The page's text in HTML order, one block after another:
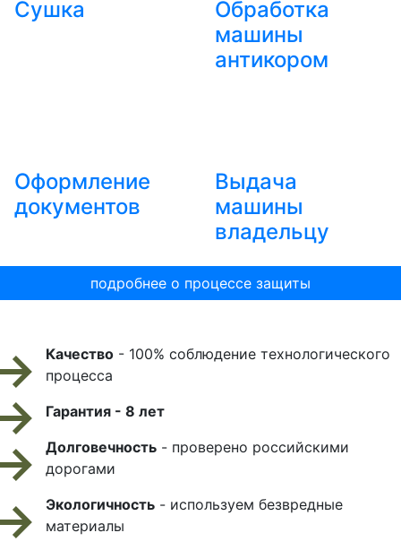
Сушка
Обработка
машины
антикором
Оформление
документов
Выдача
машины
владельцу
подробнее о процессе защиты
Качество - 100% соблюдение технологического
процесса
Гарантия - 8 лет
Долговечность - проверено российскими
дорогами
Экологичность - используем безвредные
материалы